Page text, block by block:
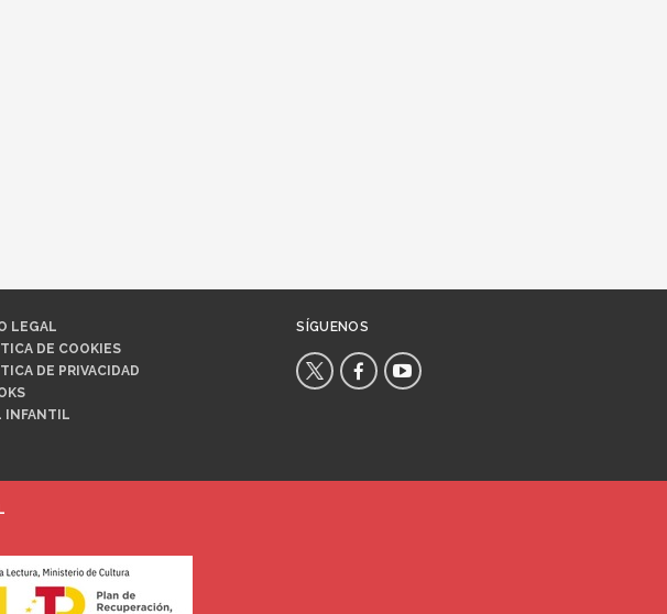
LEGAL
DE COOKIES
DE PRIVACIDAD
INFANTIL
SÍGUENOS